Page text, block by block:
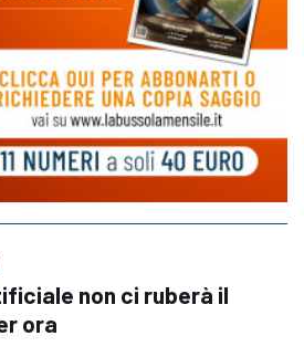
non ci ruberà il
ora